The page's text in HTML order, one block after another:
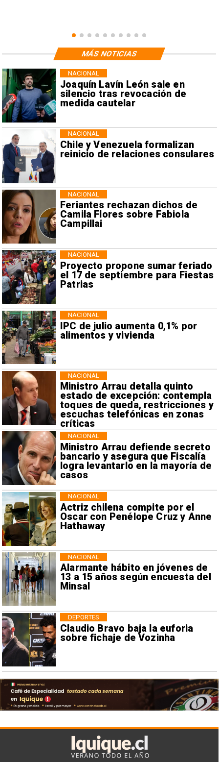
Joaquín Lavín León sale en
silencio tras revocación de
medida cautelar
NACIONAL
Chile y Venezuela formalizan
reinicio de relaciones consulares
NACIONAL
Feriantes rechazan dichos de
Camila Flores sobre Fabiola
Campillai
NACIONAL
Proyecto propone sumar feriado
el 17 de septiembre para Fiestas
Patrias
NACIONAL
IPC de julio aumenta 0,1% por
alimentos y vivienda
NACIONAL
Ministro Arrau detalla quinto
estado de excepción: contempla
toques de queda, restricciones y
escuchas telefónicas en zonas
críticas
NACIONAL
Ministro Arrau defiende secreto
bancario y asegura que Fiscalía
logra levantarlo en la mayoría de
casos
NACIONAL
Actriz chilena compite por el
Oscar con Penélope Cruz y Anne
Hathaway
NACIONAL
Alarmante hábito en jóvenes de
13 a 15 años según encuesta del
Minsal
NACIONAL
Claudio Bravo baja la euforia
sobre fichaje de Vozinha
DEPORTES
MÁS NOTICIAS